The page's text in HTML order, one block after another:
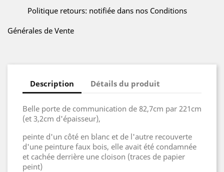
Politique retours: notifiée dans nos Conditions
Générales de Vente
Description Détails du produit
Belle porte de communication de 82,7cm par 221cm
(et 3,2cm d'épaisseur),
peinte d'un côté en blanc et de l'autre recouverte
d'une peinture faux bois, elle avait été condamnée
et cachée derrière une cloison (traces de papier
peint)